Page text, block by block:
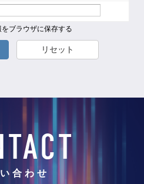
をブラウザに保存する
リセット
合わせ